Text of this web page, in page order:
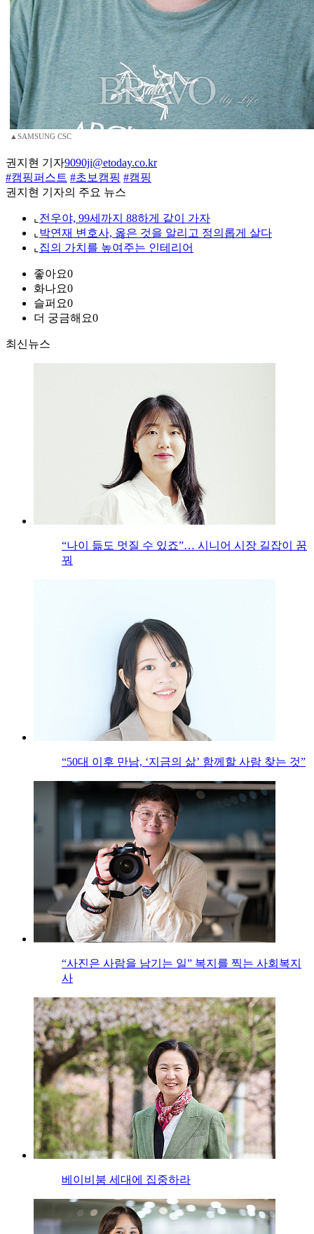
▲SAMSUNG CSC
권지현 기자9090ji@etoday.co.kr
#캠핑퍼스트 #초보캠핑 #캠핑
권지현 기자의 주요 뉴스
⌞ 전우야, 99세까지 88하게 같이 가자
⌞ 박연재 변호사, 옳은 것을 알리고 정의롭게 살다
⌞ 집의 가치를 높여주는 인테리어
좋아요0
화나요0
슬퍼요0
더 궁금해요0
최신뉴스
“나이 듦도 멋질 수 있죠”… 시니어 시장 길잡이 꿈
꿔
“50대 이후 만남, ‘지금의 삶’ 함께할 사람 찾는 것”
“사진은 사람을 남기는 일” 복지를 찍는 사회복지
사
베이비붐 세대에 집중하라